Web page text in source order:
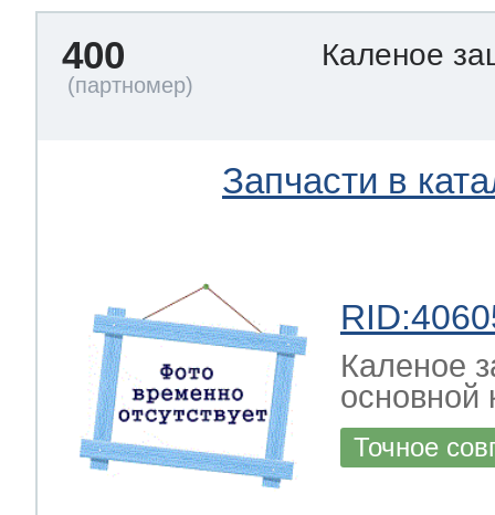
400 Каленое
Запчасти в
Каленое
основной
Точное